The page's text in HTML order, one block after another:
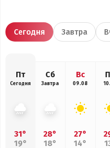
Сегодня Завтра
Пт
Сегодня
31°
19°
Сб
Завтра
28°
18°
Вс
09.08
27°
14°